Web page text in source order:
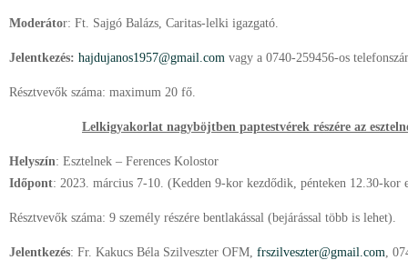
Moderátor: Ft. Sajgó Balázs, Caritas-lelki igazgató.
Jelentkezés: hajdujanos1957@gmail.com vagy a 0740-259456-os
Résztvevők száma: maximum 20 fő.
Lelkigyakorlat nagyböjtben paptestvérek részére az
Helyszín: Esztelnek – Ferences Kolostor
Időpont: 2023. március 7-10. (Kedden 9-kor kezdődik, pénteken 12.30-kor
Résztvevők száma: 9 személy részére bentlakással (bejárással több is lehet).
Jelentkezés: Fr. Kakucs Béla Szilveszter OFM, frszilveszter@gmail.com,